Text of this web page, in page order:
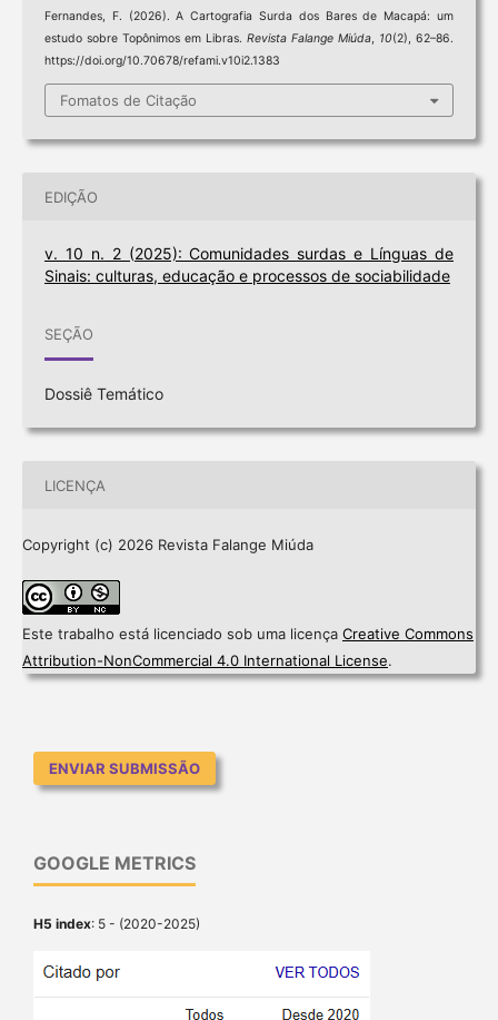
Fernandes, F. (2026). A Cartografia Surda dos Bares de Macapá: um
estudo sobre Topônimos em Libras.Revista Falange Miúda, 10(2), 62–86.
https://doi.org/10.70678/refami.v10i2.1383
Fomatos de Citação
EDIÇÃO
v. 10 n. 2 (2025): Comunidades surdas e Línguas de
Sinais: culturas, educação e processos de sociabilidade
SEÇÃO
Dossiê Temático
LICENÇA
Copyright (c) 2026 Revista Falange Miúda
Este trabalho está licenciado sob uma licença Creative Commons
Attribution-NonCommercial 4.0 International License.
ENVIAR SUBMISSÃO
GOOGLE METRICS
H5 index: 5 - (2020-2025)